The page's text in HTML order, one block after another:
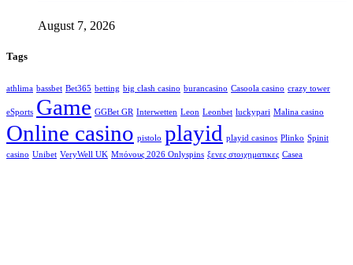
August 7, 2026
Tags
athlima bassbet Bet365 betting big clash casino burancasino Casoola casino crazy tower
eSports Game GGBet GR Interwetten Leon Leonbet luckypari Malina casino
Online casino pistolo playid playid casinos Plinko Spinit
casino Unibet VeryWell UK Μπόνους 2026 Onlyspins ξενες στοιχηματικες Сasea